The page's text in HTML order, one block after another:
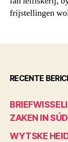
frijstellingen
RECENTE
ZAKEN IN
WYTSKE